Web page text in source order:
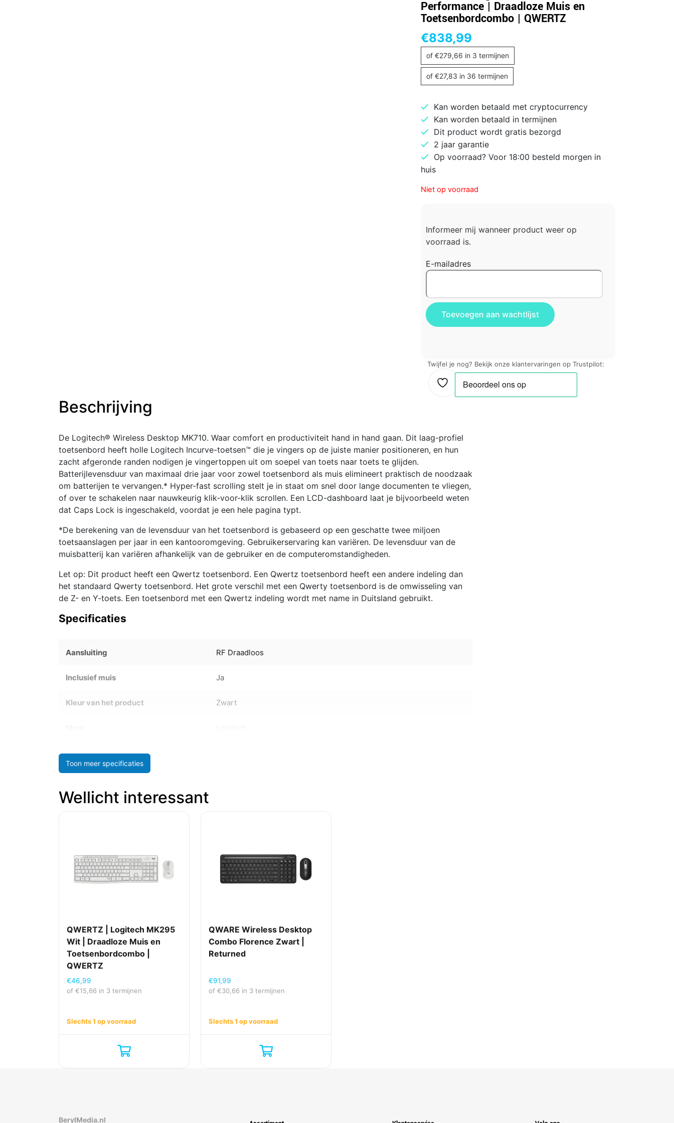
Performance | Draadloze Muis en
Toetsenbordcombo | QWERTZ
€838,99
of €279,66 in 3 termijnen
of €27,83 in 36 termijnen
Kan worden betaald met cryptocurrency
Kan worden betaald in termijnen
Dit product wordt gratis bezorgd
2 jaar garantie
Op voorraad? Voor 18:00 besteld morgen in
huis
Niet op voorraad
Informeer mij wanneer product weer op
voorraad is.
E-mailadres
Twijfel je nog? Bekijk onze klantervaringen op Trustpilot:
Beschrijving
De Logitech® Wireless Desktop MK710. Waar comfort en productiviteit hand in hand gaan. Dit laag-profiel
toetsenbord heeft holle Logitech Incurve-toetsen™ die je vingers op de juiste manier positioneren, en hun
zacht afgeronde randen nodigen je vingertoppen uit om soepel van toets naar toets te glijden.
Batterijlevensduur van maximaal drie jaar voor zowel toetsenbord als muis elimineert praktisch de noodzaak
om batterijen te vervangen.* Hyper-fast scrolling stelt je in staat om snel door lange documenten te vliegen,
of over te schakelen naar nauwkeurig klik-voor-klik scrollen. Een LCD-dashboard laat je bijvoorbeeld weten
dat Caps Lock is ingeschakeld, voordat je een hele pagina typt.
*De berekening van de levensduur van het toetsenbord is gebaseerd op een geschatte twee miljoen
toetsaanslagen per jaar in een kantooromgeving. Gebruikerservaring kan variëren. De levensduur van de
muisbatterij kan variëren afhankelijk van de gebruiker en de computeromstandigheden.
Let op: Dit product heeft een Qwertz toetsenbord. Een Qwertz toetsenbord heeft een andere indeling dan
het standaard Qwerty toetsenbord. Het grote verschil met een Qwerty toetsenbord is de omwisseling van
de Z- en Y-toets. Een toetsenbord met een Qwertz indeling wordt met name in Duitsland gebruikt.
Specificaties
Aansluiting RF Draadloos
Inclusief muis Ja
Kleur van het product Zwart
Toon meer specificaties
Wellicht interessant
QWERTZ | Logitech MK295
Wit | Draadloze Muis en
Toetsenbordcombo |
QWERTZ
€46,99
of €15,66 in 3 termijnen
Slechts 1 op voorraad
QWARE Wireless Desktop
Combo Florence Zwart |
Returned
€91,99
of€30,66 in 3 termijnen
Slechts 1 op voorraad
BerylMedia.nl